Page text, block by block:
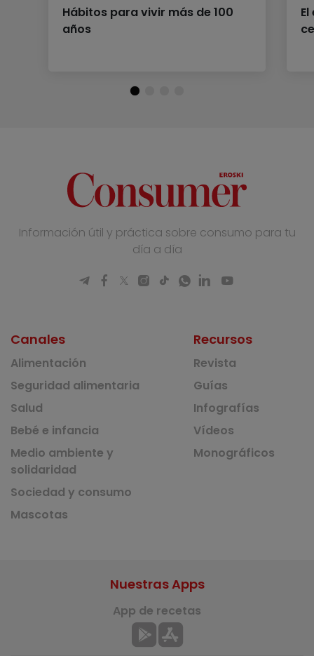
Hábitos para vivir más de 100
años
Información útil y práctica sobre consumo para tu
día a día
Canales
Alimentación
Seguridad alimentaria
Salud
Bebé e infancia
Medio ambiente y
solidaridad
Sociedad y consumo
Mascotas
Recursos
Revista
Guías
Infografías
Vídeos
Monográficos
Nuestras Apps
App de recetas